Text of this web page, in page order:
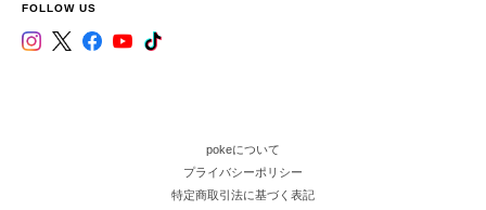
FOLLOW US
pokeについて
プライバシーポリシー
特定商取引法に基づく表記